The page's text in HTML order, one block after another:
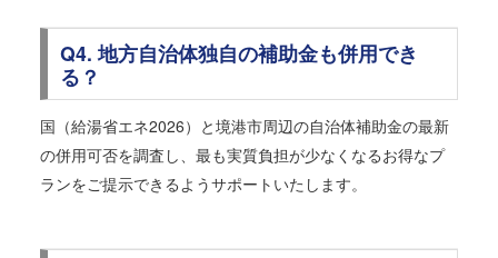
Q4. 地方自治体独自の補助金も併用でき
る？
国（給湯省エネ2026）と境港市周辺の自治体補助金の最新
の併用可否を調査し、最も実質負担が少なくなるお得なプ
ランをご提示できるようサポートいたします。